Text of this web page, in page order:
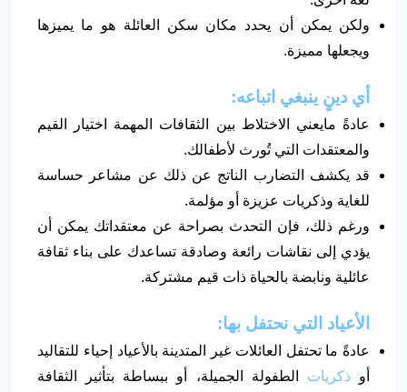
ولكن يمكن أن يحدد مكان سكن العائلة هو ما يميزها
ويجعلها مميزة.
أي دينٍ ينبغي اتباعه:
عادةً مايعني الاختلاط بين الثقافات المهمة اختيار القيم
والمعتقدات التي تُورث لأطفالك.
قد يكشف التضارب الناتج عن ذلك عن مشاعر حساسة
للغاية وذكريات عزيزة أو مؤلمة.
ورغم ذلك، فإن التحدث بصراحة عن معتقداتك يمكن أن
يؤدي إلى نقاشات رائعة وصادقة تساعدك على بناء ثقافة
عائلية ونابضة بالحياة ذات قيم مشتركة.
الأعياد التي نحتفل بها:
عادةً ما تحتفل العائلات غير المتدينة بالأعياد إحياء للتقاليد
أو ذكريات الطفولة الجميلة، أو ببساطة بتأثير الثقافة